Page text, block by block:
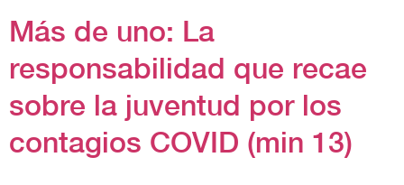
Más de uno: La
responsabilidad que recae
sobre la juventud por los
contagios COVID (min 13)